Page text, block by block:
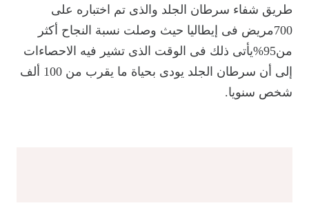
طريق شفاء سرطان الجلد والذى تم اختباره على
700مريض فى إيطاليا حيث وصلت نسبة النجاح أكثر
من95%يأتى ذلك فى الوقت الذى تشير فيه الاحصاءات
إلى أن سرطان الجلد يودى بحياة ما يقرب من 100 ألف
شخص سنويا.